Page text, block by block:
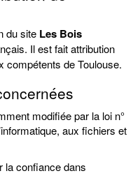
du site Les Bois
Il est fait attribution
compétents de Toulouse.
modifiée par la loi n°
aux fichiers et
la confiance dans